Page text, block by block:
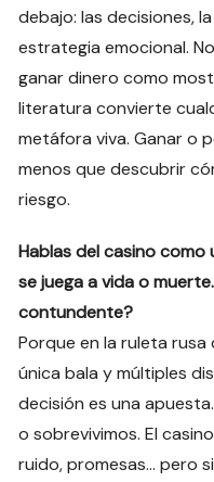
debajo: las decisiones,
estrategia emocional.
ganar dinero como
literatura convierte
metáfora viva. Ganar o
menos que descubrir
riesgo.
Hablas del casino
se juega a vida o
contundente?
Porque en la ruleta
única bala y múltiples
decisión es una
o sobrevivimos. El
ruido, promesas… pero